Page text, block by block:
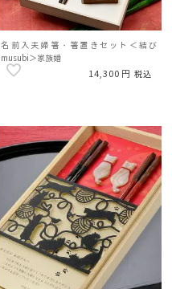
名前入夫婦箸・箸置きセット＜結び
musubi＞家族婚
14,300 税込